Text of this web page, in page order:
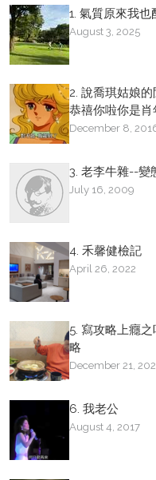
1. 氣質原來我
August 3, 2025
2. 說喬琪姑娘
恭禧你啦你是肖
December 8,
3. 老李牛雜--變
July 16, 2009
4. 禾馨健檢記
April 26, 2022
5. 寫攻略上癮
略
December 21,
6. 我老公
August 4, 2017